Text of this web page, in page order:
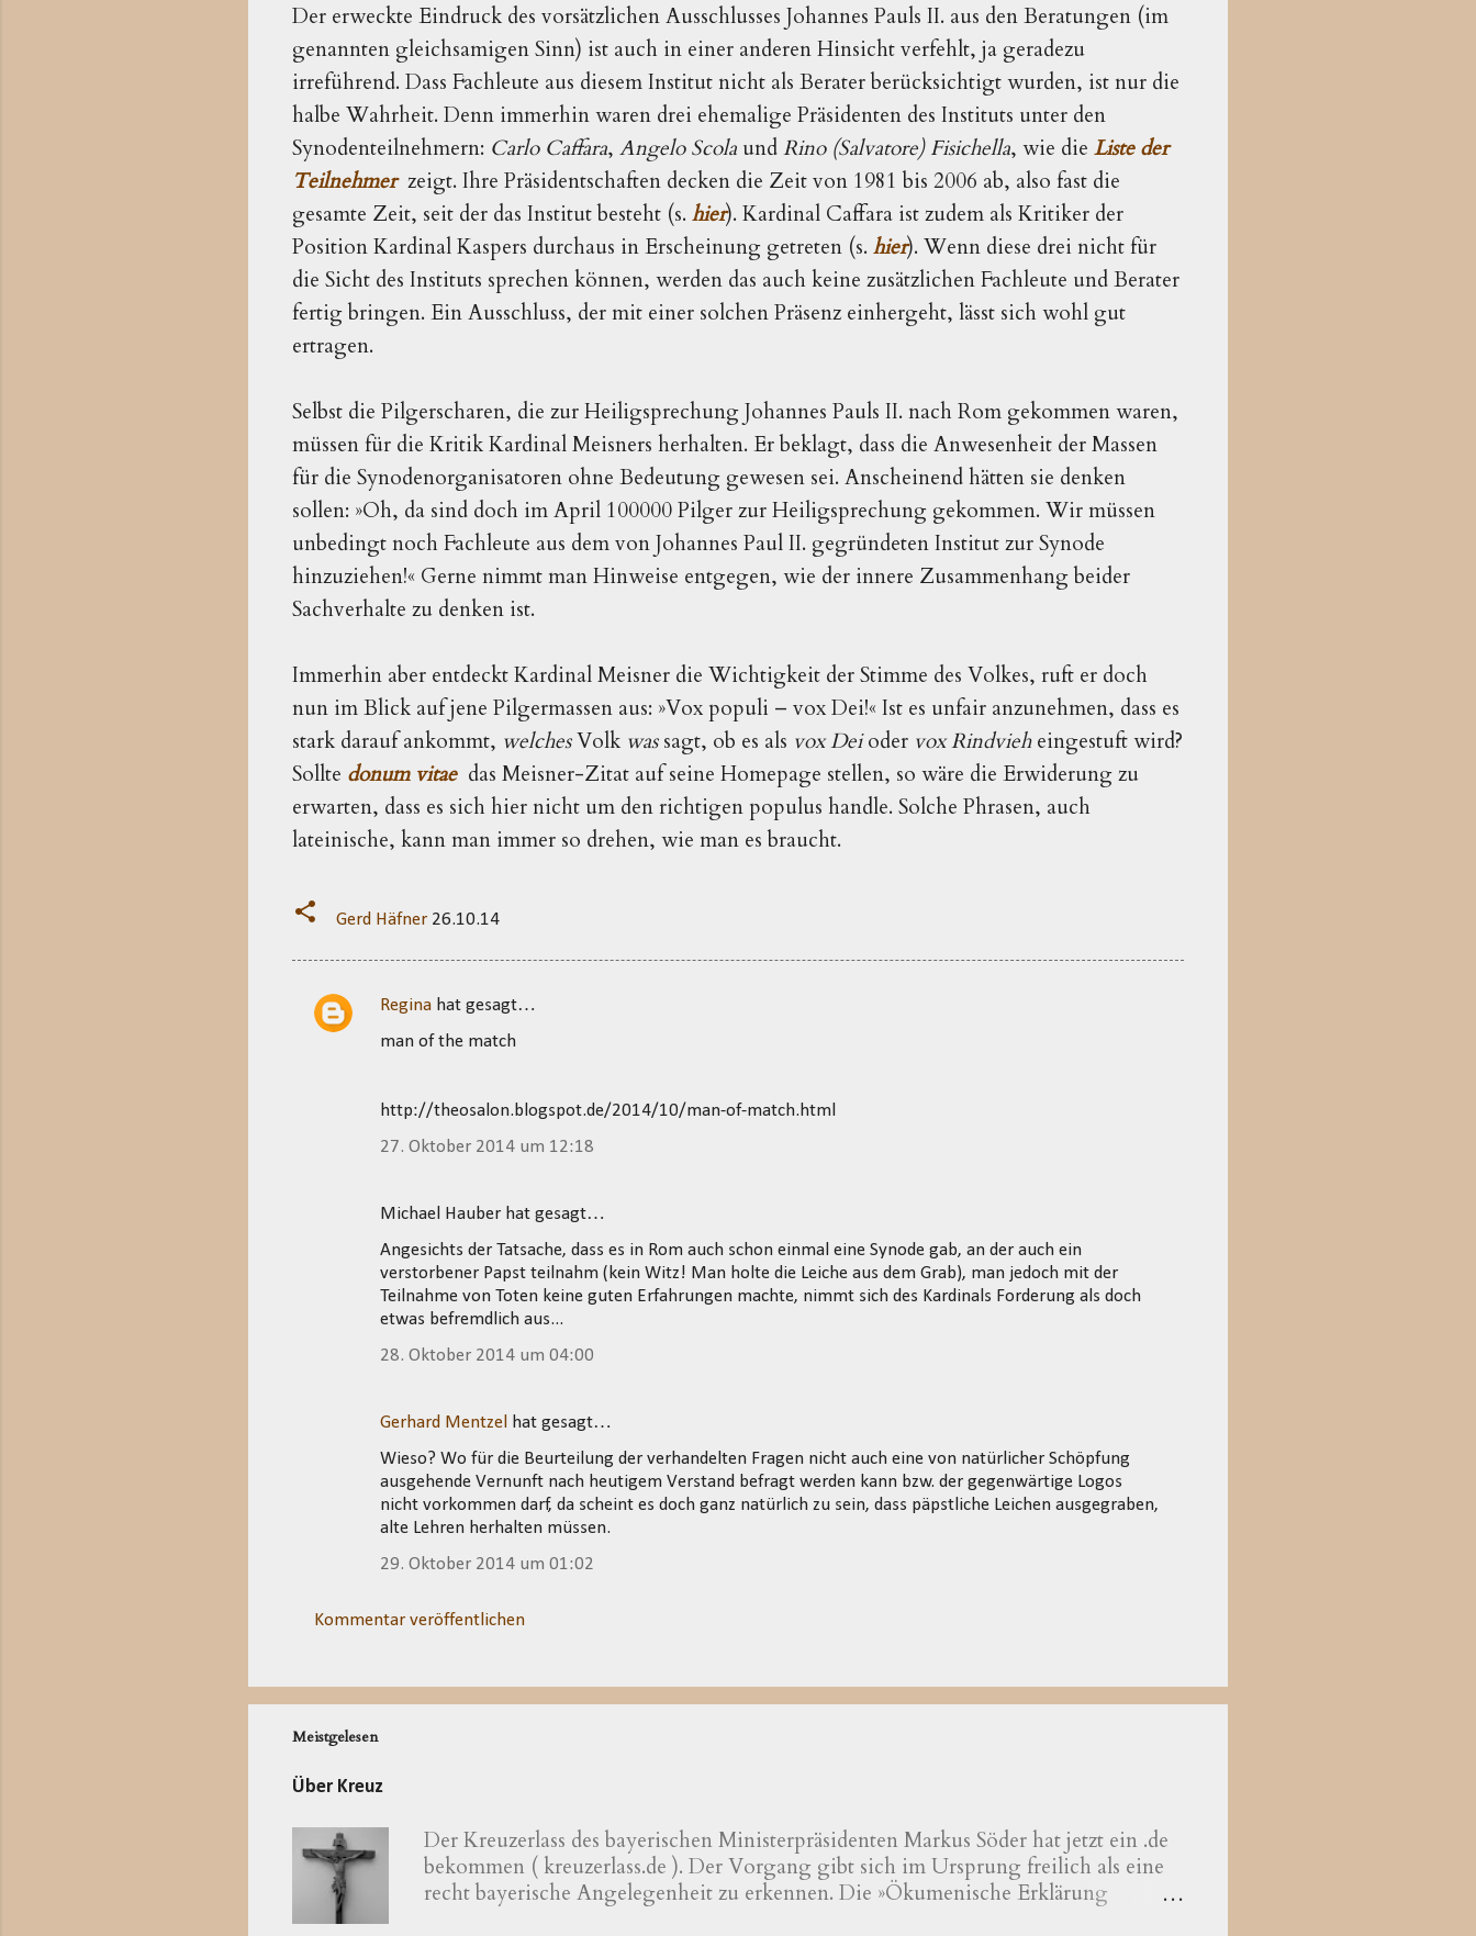
Der erweckte Eindruck des vorsätzlichen Ausschlusses Johannes Pauls II. aus den Beratungen (im
genannten gleichsamigen Sinn) ist auch in einer anderen Hinsicht verfehlt, ja geradezu
irreführend. Dass Fachleute aus diesem Institut nicht als Berater berücksichtigt wurden, ist nur die
halbe Wahrheit. Denn immerhin waren drei ehemalige Präsidenten des Instituts unter den
Synodenteilnehmern: Carlo Caffara, Angelo Scola undRino (Salvatore) Fisichella, wie die Liste der
Teilnehmerzeigt. Ihre Präsidentschaften decken die Zeit von 1981 bis 2006 ab, also fast die
gesamte Zeit, seit der das Institut besteht (s. hier). Kardinal Caffara ist zudem als Kritiker der
Position Kardinal Kaspers durchaus in Erscheinung getreten (s. hier). Wenn diese drei nicht für
die Sicht des Instituts sprechen können, werden das auch keine zusätzlichen Fachleute und Berater
fertig bringen. Ein Ausschluss, der mit einer solchen Präsenz einhergeht, lässt sich wohl gut
ertragen.
Selbst die Pilgerscharen, die zur Heiligsprechung Johannes Pauls II. nach Rom gekommen waren,
müssen für die Kritik Kardinal Meisners herhalten. Er beklagt, dass die Anwesenheit der Massen
für die Synodenorganisatoren ohne Bedeutung gewesen sei. Anscheinend hätten sie denken
sollen: »Oh, da sind doch im April 100000 Pilger zur Heiligsprechung gekommen. Wir müssen
unbedingt noch Fachleute aus dem von Johannes Paul II. gegründeten Institut zur Synode
hinzuziehen!« Gerne nimmt man Hinweise entgegen, wie der innere Zusammenhang beider
Sachverhalte zu denken ist.
Immerhin aber entdeckt Kardinal Meisner die Wichtigkeit der Stimme des Volkes, ruft er doch
nun im Blick auf jene Pilgermassen aus: »Vox populi – vox Dei!« Ist es unfair anzunehmen, dass es
stark darauf ankommt, welchesVolk wassagt, ob es als vox Deioder vox Rindvieheingestuft wird?
Sollte donum vitae das Meisner-Zitat auf seine Homepage stellen, so wäre die Erwiderung zu
erwarten, dass es sich hier nicht um den richtigen populus handle. Solche Phrasen, auch
lateinische, kann man immer so drehen, wie man es braucht.
Gerd Häfner 26.10.14
K
Regina hat gesagt…
man of the match
http://theosalon.blogspot.de/2014/10/man-of-match.html
27. Oktober 2014 um 12:18
Michael Hauber hat gesagt…
Angesichts der Tatsache, dass es in Rom auch schon einmal eine Synode gab, an der auch ein
verstorbener Papst teilnahm (kein Witz! Man holte die Leiche aus dem Grab), man jedoch mit der
Teilnahme von Toten keine guten Erfahrungen machte, nimmt sich des Kardinals Forderung als doch
etwas befremdlich aus...
28. Oktober 2014 um 04:00
Gerhard Mentzel
hat gesagt…
Wieso? Wo für die Beurteilung der verhandelten Fragen nicht auch eine von natürlicher Schöpfung
ausgehende Vernunft nach heutigem Verstand befragt werden kann bzw. der gegenwärtige Logos
nicht vorkommen darf, da scheint es doch ganz natürlich zu sein, dass päpstliche Leichen ausgegraben,
alte Lehren herhalten müssen.
29. Oktober 2014 um 01:02
Kommentar veröffentlichen
Meistgelesen
Über Kreuz
Der Kreuzerlass des bayerischen Ministerpräsidenten Markus Söder hat jetzt ein .de
bekommen ( kreuzerlass.de ). Der Vorgang gibt sich im Ursprung freilich als eine
recht bayerische Angelegenheit zu erkennen. Die »Ökumenische Erklärung